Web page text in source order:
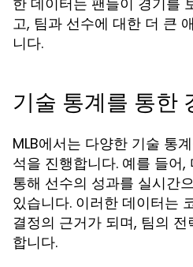
고, 팀과 선수에 대한 더 큰
니다.
기술 통계를 통한
MLB에서는 다양한 기술 통
석을 진행합니다. 예를 들어
통해 선수의 성과를 실시간
있습니다. 이러한 데이터는
결정의 근거가 되며, 팀의
합니다.